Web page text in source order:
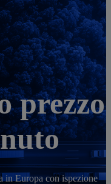
prezzo
in Europa con ispezione